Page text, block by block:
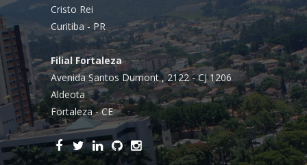
Cristo Rei
Curitiba - PR
Filial Fortaleza
Avenida Santos Dumont , 2122 - CJ 1206
Aldeota
Fortaleza - CE